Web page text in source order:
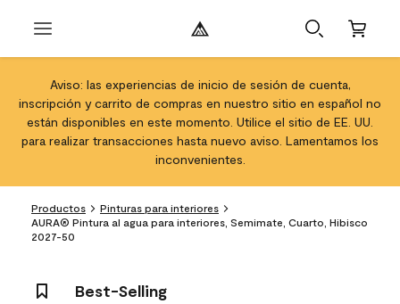
Aviso: las experiencias de inicio de sesión de cuenta,
inscripción y carrito de compras en nuestro sitio en español no
están disponibles en este momento. Utilice el sitio de EE. UU.
para realizar transacciones hasta nuevo aviso. Lamentamos los
inconvenientes.
Productos
Pinturas para interiores
AURA® Pintura al agua para interiores, Semimate, Cuarto, Hibisco
2027-50
Best-Selling